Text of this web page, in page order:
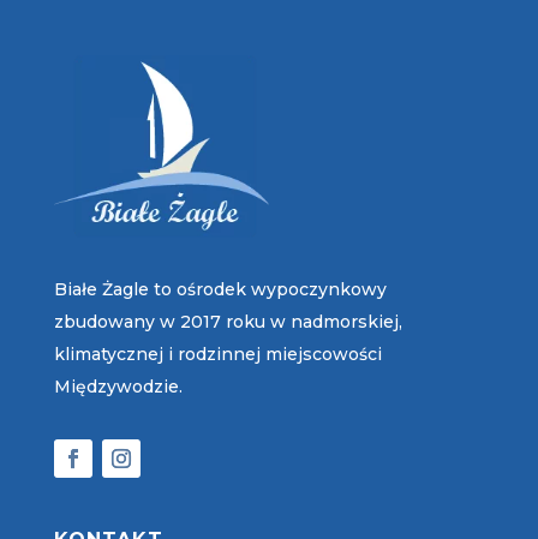
Białe Żagle to ośrodek wypoczynkowy
zbudowany w 2017 roku w nadmorskiej,
klimatycznej i rodzinnej miejscowości
Międzywodzie.